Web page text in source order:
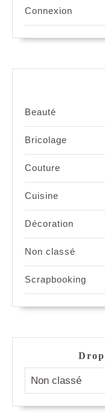
Connexion
Beauté
Bricolage
Couture
Cuisine
Décoration
Non classé
Scrapbooking